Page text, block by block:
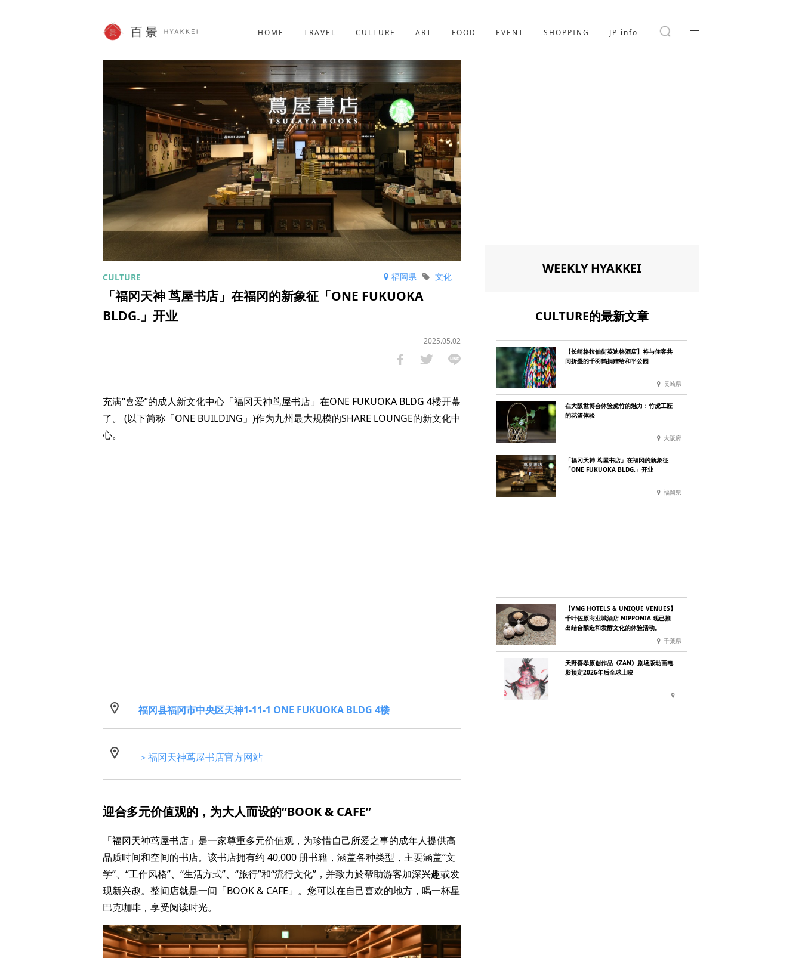
HOME TRAVEL CULTURE ART FOOD EVENT SHOPPING JP info
SHOPPING
JP info
福岡県 文化
「福冈天神 茑屋书店」在福冈的新象征「ONE FUKUOKA
BLDG.」开业
2025.05.02
充满“喜爱”的成人新文化中心「福冈天神茑屋书店」在ONE FUKUOKA BLDG 4楼开幕
了。 (以下简称「ONE BUILDING」)作为九州最大规模的SHARE LOUNGE的新文化中
心。
福冈县福冈市中央区天神1-11-1 ONE FUKUOKA BLDG 4楼
＞福冈天神茑屋书店官方网站
迎合多元价值观的，为大人而设的“BOOK & CAFE”
「福冈天神茑屋书店」是一家尊重多元价值观，为珍惜自己所爱之事的成年人提供高
品质时间和空间的书店。该书店拥有约 40,000 册书籍，涵盖各种类型，主要涵盖“文
学”、“工作风格”、“生活方式”、“旅行”和“流行文化”，并致力於帮助游客加深兴趣或发
现新兴趣。整间店就是一间「BOOK & CAFE」。您可以在自己喜欢的地方，喝一杯星
巴克咖啡，享受阅读时光。
WEEKLY HYAKKEI
CULTURE的最新文章
【长崎格拉伯街英迪格酒店】将与住客共
同折叠的千羽鹤捐赠给和平公园
長崎県
在大阪世博会体验虎竹的魅力：竹虎工匠
的花篮体验
大阪府
「福冈天神 茑屋书店」在福冈的新象征
「ONE FUKUOKA BLDG.」开业
福岡県
【VMG HOTELS & UNIQUE VENUES】
千叶佐原商业城酒店 NIPPONIA 现已推
出结合酿造和发酵文化的体验活动。
千葉県
天野喜孝原创作品《ZAN》剧场版动画电
影预定2026年后全球上映
--